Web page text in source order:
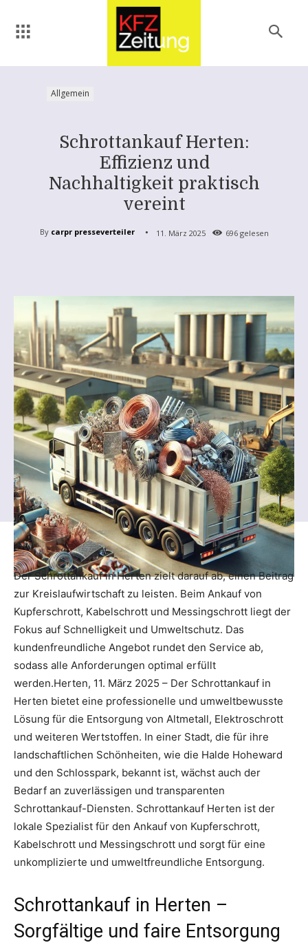
Allgemein
Schrottankauf Herten:
Effizienz und
Nachhaltigkeit praktisch
vereint
By carpr presseverteiler 11. März 2025 696gelesen
Der Schrottankauf in Herten zielt darauf ab, einen Beitrag
zur Kreislaufwirtschaft zu leisten. Beim Ankauf von
Kupferschrott, Kabelschrott und Messingschrott liegt der
Fokus auf Schnelligkeit und Umweltschutz. Das
kundenfreundliche Angebot rundet den Service ab,
sodass alle Anforderungen optimal erfüllt
werden.Herten, 11. März 2025 – Der Schrottankauf in
Herten bietet eine professionelle und umweltbewusste
Lösung für die Entsorgung von Altmetall, Elektroschrott
und weiteren Wertstoffen. In einer Stadt, die für ihre
landschaftlichen Schönheiten, wie die Halde Hoheward
und den Schlosspark, bekannt ist, wächst auch der
Bedarf an zuverlässigen und transparenten
Schrottankauf-Diensten. Schrottankauf Herten ist der
lokale Spezialist für den Ankauf von Kupferschrott,
Kabelschrott und Messingschrott und sorgt für eine
unkomplizierte und umweltfreundliche Entsorgung.
Schrottankauf in Herten –
Sorgfältige und faire Entsorgung